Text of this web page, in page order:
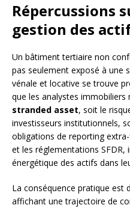
Répercussions
gestion des
Un bâtiment tertiaire non
pas seulement exposé à une
vénale et locative se trouve
que les analystes immobiliers
stranded asset, soit le
investisseurs institutionnels,
obligations de reporting
et les réglementations
énergétique des actifs dans
La conséquence pratique est
affichant une trajectoire de